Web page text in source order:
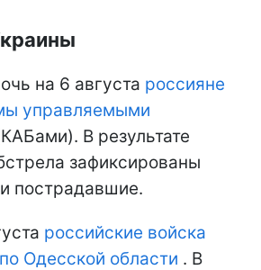
на 6 августа россияне
управляемыми
В результате
зафиксированы
пострадавшие.
российские войска
Одесской области . В